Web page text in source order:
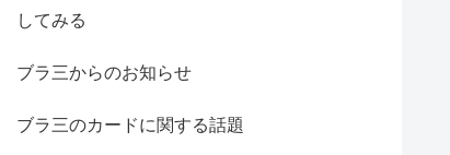
してみる
ブラ三からのお知らせ
ブラ三のカードに関する話題